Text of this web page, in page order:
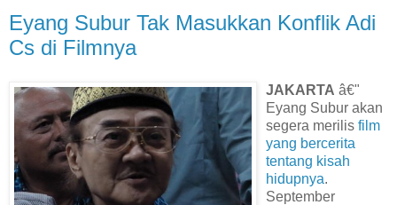
Eyang Subur Tak Masukkan Konflik Adi
Cs di Filmnya
JAKARTA â€"
Eyang Subur akan
segera merilis film
yang bercerita
tentang kisah
hidupnya.
September